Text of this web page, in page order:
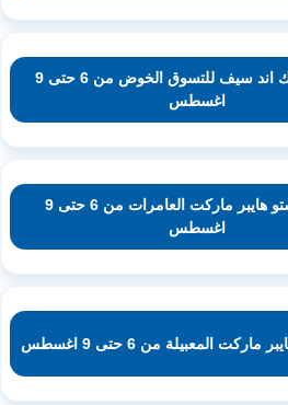
عروض مارك اند سيف للتسوق الخوض من 6 حتى 9
اغسطس
عروض نستو هايبر ماركت العامرات من 6 حتى 9
اغسطس
المعبيلة من 6 حتى 9 اغسطس